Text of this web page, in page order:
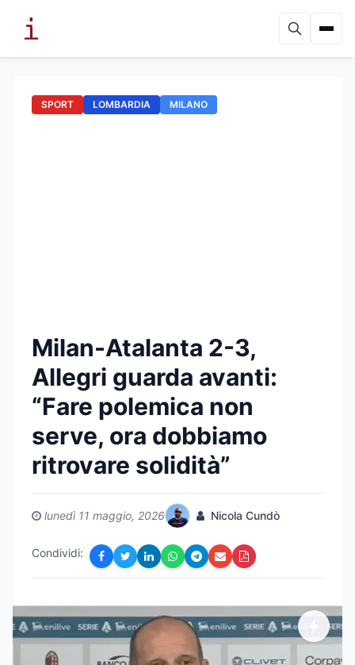
SPORT LOMBARDIA MILANO
Milan-Atalanta 2-3,
Allegri guarda avanti:
“Fare polemica non
serve, ora dobbiamo
ritrovare solidità”
lunedì 11 maggio, 2026 Nicola Cundò
Condividi: